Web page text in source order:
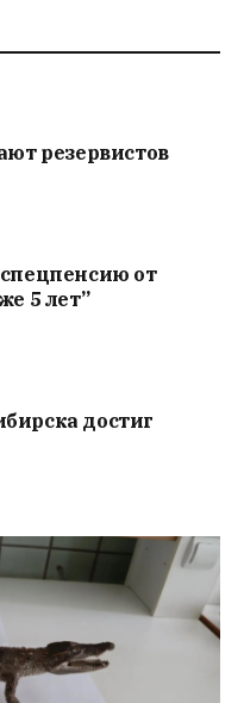
резервистов
от
5 лет”
достиг